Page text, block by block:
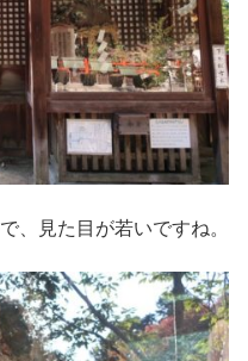
、見た目が若いですね。